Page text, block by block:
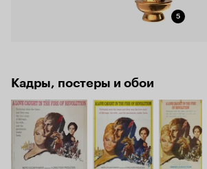
5
Кадры, постеры и обои